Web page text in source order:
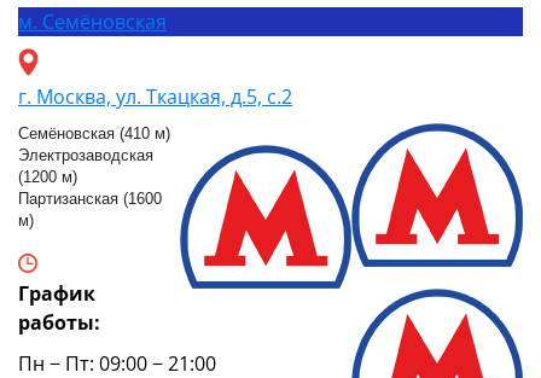
м. Семёновская
г. Москва, ул. Ткацкая, д.5, с.2
Семёновская (410 м)
Электрозаводская
(1200 м)
Партизанская (1600
м)
График
работы:
Пн − Пт: 09:00 − 21:00